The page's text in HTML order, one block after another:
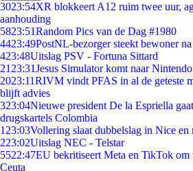
3023:54XR blokkeert A12 ruim twee uur,
aanhouding
5823:51Random Pics van de Dag #1980
4423:49PostNL-bezorger steekt bewoner
423:48Uitslag PSV - Fortuna Sittard
21 23:31Jesus Simulator komt naar
2023:11RIVM vindt PFAS in al de geteste
blijft advies
323:04Nieuwe president De la Espriella
drugskartels Colombia
1 23:03Vollering slaat dubbelslag in Nice en
223:02Uitslag NEC - Telstar
5522:47EU bekritiseert Meta en TikTok om
Ceuta